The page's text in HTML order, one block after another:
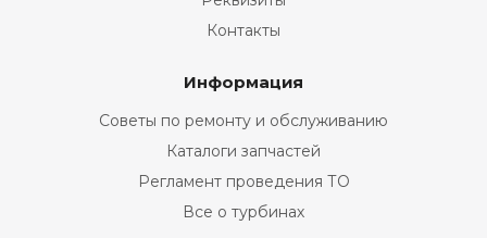
Контакты
Информация
Советы по ремонту и обслуживанию
Каталоги запчастей
Регламент проведения ТО
Все о турбинах